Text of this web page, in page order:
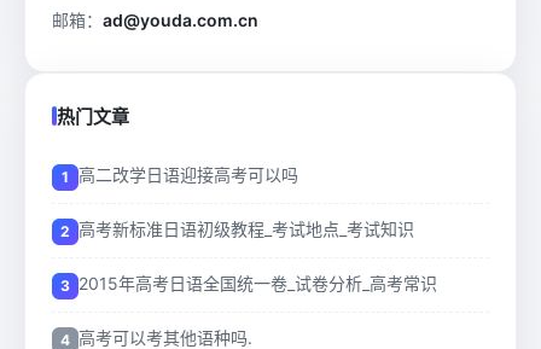
邮箱： ad@youda.com.cn
热门文章
高二改学日语迎接高考可以吗
高考新标准日语初级教程_考试地点_考试知识
2015年高考日语全国统一卷_试卷分析_高考常识
高考可以考其他语种吗.